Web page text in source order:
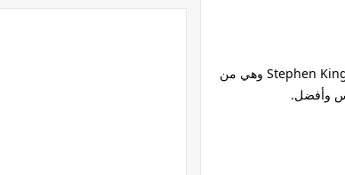
كما أن الرواية تحتوي على مجموعة من النصوص والأحداث المتنوعة فالرواية هي من المؤلف Stephen King وهي من
وأفضل.